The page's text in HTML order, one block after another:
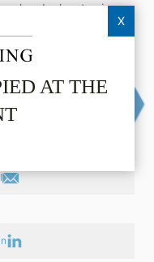
AT THE
X
and relocatevia
data will never be
consent for each